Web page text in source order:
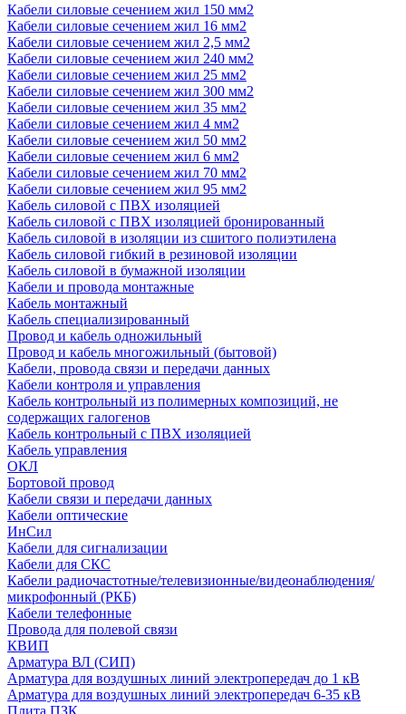
Кабели силовые сечением жил 150 мм2
Кабели силовые сечением жил 16 мм2
Кабели силовые сечением жил 2,5 мм2
Кабели силовые сечением жил 240 мм2
Кабели силовые сечением жил 25 мм2
Кабели силовые сечением жил 300 мм2
Кабели силовые сечением жил 35 мм2
Кабели силовые сечением жил 4 мм2
Кабели силовые сечением жил 50 мм2
Кабели силовые сечением жил 6 мм2
Кабели силовые сечением жил 70 мм2
Кабели силовые сечением жил 95 мм2
Кабель силовой с ПВХ изоляцией
Кабель силовой с ПВХ изоляцией бронированный
Кабель силовой в изоляции из сшитого полиэтилена
Кабель силовой гибкий в резиновой изоляции
Кабель силовой в бумажной изоляции
Кабели и провода монтажные
Кабель монтажный
Кабель специализированный
Провод и кабель одножильный
Провод и кабель многожильный (бытовой)
Кабели, провода связи и передачи данных
Кабели контроля и управления
Кабель контрольный из полимерных композиций, не
содержащих галогенов
Кабель контрольный с ПВХ изоляцией
Кабель управления
ОКЛ
Бортовой провод
Кабели связи и передачи данных
Кабели оптические
ИнСил
Кабели для сигнализации
Кабели для СКС
Кабели радиочастотные/телевизионные/видеонаблюдения/
микрофонный (РКБ)
Кабели телефонные
Провода для полевой связи
КВИП
Арматура ВЛ (СИП)
Арматура для воздушных линий электропередач до 1 кВ
Арматура для воздушных линий электропередач 6-35 кВ
Плита ПЗК